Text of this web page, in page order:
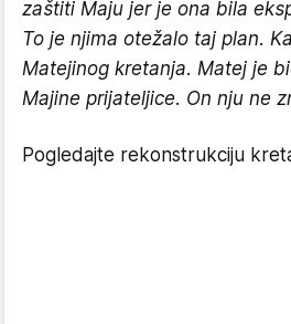
zaštiti Maju jer je ona bila
To je njima otežalo taj plan.
Matejinog kretanja. Matej je
Majine prijateljice. On nju ne
Pogledajte rekonstrukciju